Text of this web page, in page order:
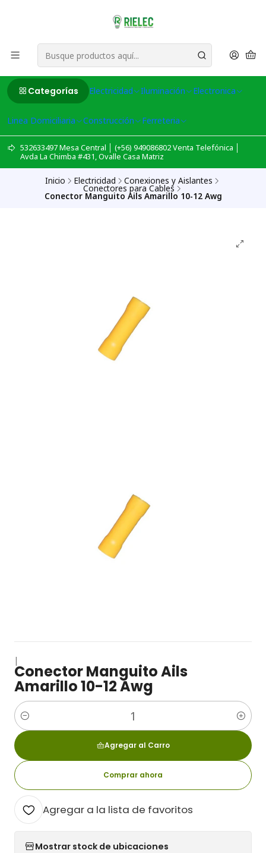
Categorías Electricidad Iluminación Electronica
Linea Domiciliaria Construcción Ferreteria
532633497 Mesa Central │ (+56) 949086802 Venta Telefónica │
Avda La Chimba #431, Ovalle Casa Matriz
Inicio Electricidad Conexiones y Aislantes
Conectores para Cables
Conector Manguito Ails Amarillo 10-12 Awg
|
Conector Manguito Ails
Amarillo 10-12 Awg
Cantidad
Agregar al Carro
Comprar ahora
Agregar a la lista de favoritos
Mostrar stock de ubicaciones